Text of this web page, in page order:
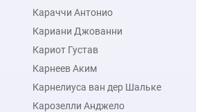
Караччи Антонио
Кариани Джованни
Кариот Густав
Карнеев Аким
Карнелиуса ван дер Шальке
Карозелли Анджело